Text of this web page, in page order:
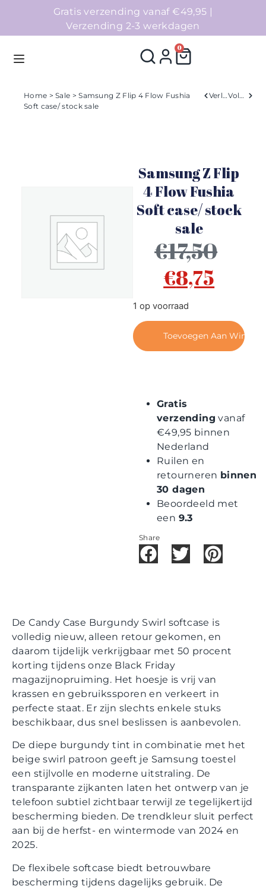
Gratis verzending vanaf €49,95 |
Verzending 2-3 werkdagen
0
Collecties
Contact
Home >Sale > Samsung Z Flip 4 Flow Fushia
Soft case/ stock sale
Verleden Volgend
Samsung Z Flip
4 Flow Fushia
Soft case/ stock
sale
€17,50
€8,75
1 op voorraad
Toevoegen Aan
Gratis
verzending vanaf
€49,95 binnen
Nederland
Ruilen en
retourneren binnen
30 dagen
Beoordeeld met
een 9.3
Share
De Candy Case Burgundy Swirl softcase is
volledig nieuw, alleen retour gekomen, en
daarom tijdelijk verkrijgbaar met 50 procent
korting tijdens onze Black Friday
magazijnopruiming. Het hoesje is vrij van
krassen en gebruikssporen en verkeert in
perfecte staat. Er zijn slechts enkele stuks
beschikbaar, dus snel beslissen is aanbevolen.
De diepe burgundy tint in combinatie met het
beige swirl patroon geeft je Samsung toestel
een stijlvolle en moderne uitstraling. De
transparante zijkanten laten het ontwerp van je
telefoon subtiel zichtbaar terwijl ze tegelijkertijd
bescherming bieden. De trendkleur sluit perfect
aan bij de herfst- en wintermode van 2024 en
2025.
De flexibele softcase biedt betrouwbare
bescherming tijdens dagelijks gebruik. De